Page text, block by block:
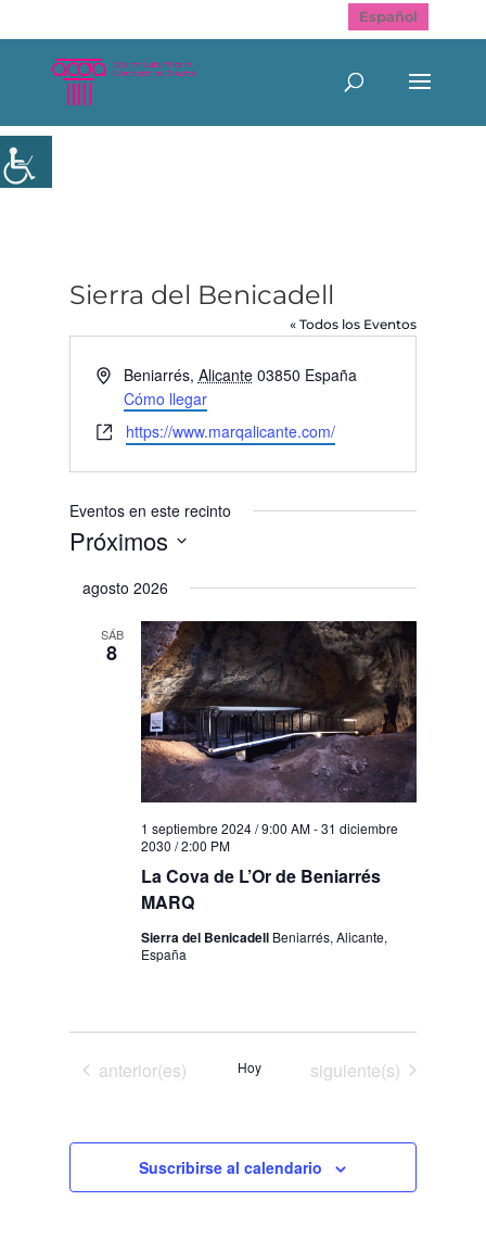
Español
Sierra del Benicadell
« Todos los Eventos
Dirección
Beniarrés, Alicante 03850 España
Cómo llegar
Websitehttps://www.marqalicante.com/
Eventos en este recinto
Próximos
agosto 2026
SÁB
8
La Cova de L’Or de Beniarrés
MARQ
1 septiembre 2024 / 9:00 AM-31 diciembre
2030 / 2:00 PM
Sierra del Benicadell Beniarrés, Alicante,
España
Eventos
anterior(es) Hoy Eventos
siguiente(s)
Suscribirse al calendario